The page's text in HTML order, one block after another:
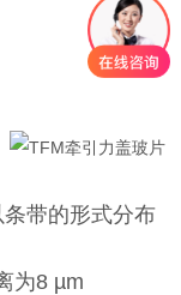
带的形式分布
为8 µm